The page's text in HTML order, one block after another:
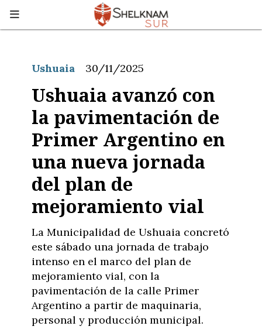
Ushuaia avanzó con
la pavimentación de
Primer Argentino en
una nueva jornada
del plan de
mejoramiento vial
La Municipalidad de Ushuaia concretó
este sábado una jornada de trabajo
intenso en el marco del plan de
mejoramiento vial, con la
pavimentación de la calle Primer
Argentino a partir de maquinaria,
personal y producción municipal.
Ushuaia 30/11/2025